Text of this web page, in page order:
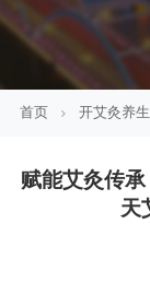
首页 开艾灸养
赋能艾灸传
天